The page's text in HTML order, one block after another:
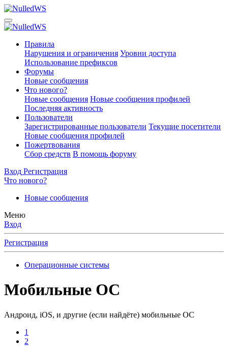
Правила
Нарушения и ограничения Уровни доступа
Использование префиксов
Форумы
Новые сообщения
Что нового?
Новые сообщения Новые сообщения профилей
Последняя активность
Пользователи
Зарегистрированные пользователи Текущие посетители
Новые сообщения профилей
Пожертвования
Сбор средств В помощь форуму
Вход Регистрация
Что нового?
Новые сообщения
Меню
Вход
Регистрация
Операционные системы
Мобильные ОС
Андроид, iOS, и другие (если найдёте) мобильные ОС
1
2